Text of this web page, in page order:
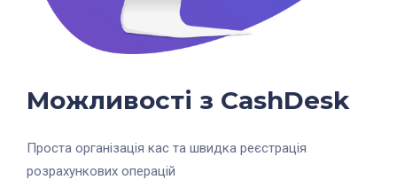
Можливості з CashDesk
Проста організація кас та швидка реєстрація
розрахункових операцій